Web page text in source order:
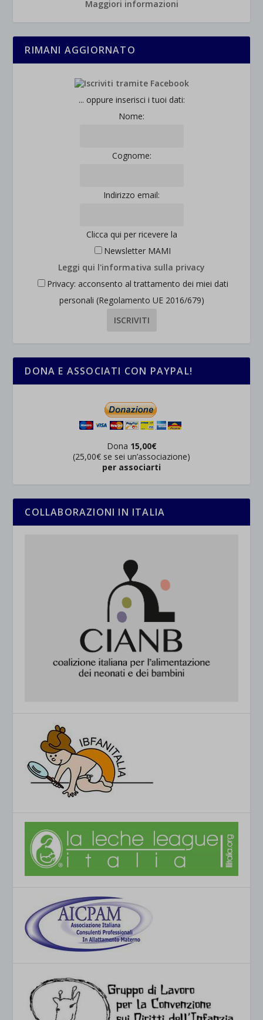
Maggiori informazioni
RIMANI AGGIORNATO
... oppure inserisci i tuoi dati:
Nome:
Cognome:
Indirizzo email:
Clicca qui per ricevere la
Newsletter MAMI
Leggi qui l'informativa sulla privacy
Privacy: acconsento al trattamento dei miei dati
personali (Regolamento UE 2016/679)
DONA E ASSOCIATI CON PAYPAL!
Dona 15,00€
(25,00€ se sei un’associazione)
per associarti
COLLABORAZIONI IN ITALIA